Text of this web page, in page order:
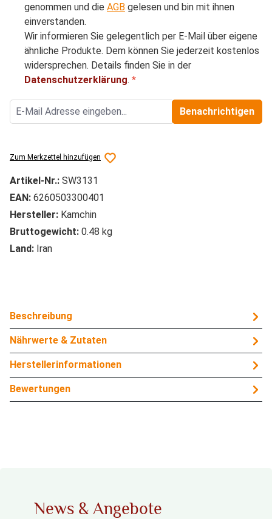
genommen und die AGB gelesen und bin mit ihnen
einverstanden.
Wir informieren Sie gelegentlich per E-Mail über eigene
ähnliche Produkte. Dem können Sie jederzeit kostenlos
widersprechen. Details finden Sie in der
Datenschutzerklärung. *
Benachrichtigen
Zum Merkzettel hinzufügen
Artikel-Nr.: SW3131
EAN: 6260503300401
Hersteller: Kamchin
Bruttogewicht: 0.48 kg
Land: Iran
Beschreibung
Nährwerte & Zutaten
Herstellerinformationen
Bewertungen
News & Angebote